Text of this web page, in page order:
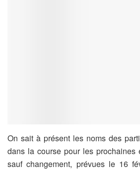
On sait à présent les noms des
dans la course pour les prochaines
sauf changement, prévues le 16